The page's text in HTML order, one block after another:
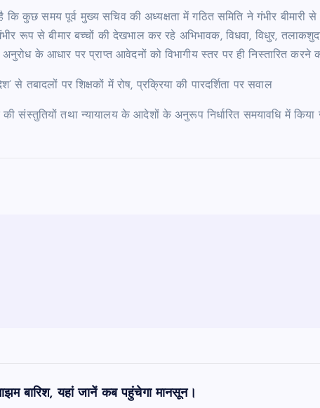
कुछ समय पूर्व मुख्य सचिव की अध्यक्षता में गठित समिति ने गंभीर बीमारी से
रूप से बीमार बच्चों की देखभाल कर रहे अभिभावक, विधवा, विधुर, तलाकशुदा,
अनुरोध के आधार पर प्राप्त आवेदनों को विभागीय स्तर पर ही निस्तारित करने
से तबादलों पर शिक्षकों में रोष, प्रक्रिया की पारदर्शिता पर सवाल
संस्तुतियों तथा न्यायालय के आदेशों के अनुरूप निर्धारित समयावधि में किया
बारिश, यहां जानें कब पहुंचेगा मानसून।